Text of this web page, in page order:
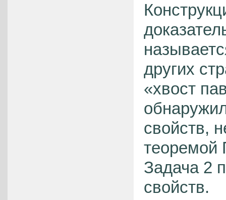
других
«хвост
свойств,
теоремой
Задача 2
свойств.